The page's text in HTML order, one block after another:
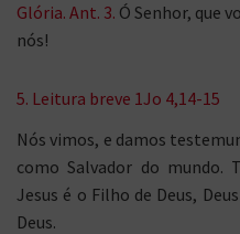
Glória. Ant. 3. Ó Senhor, que
nós!
5. Leitura breve 1Jo 4,14-15
Nós vimos, e damos
como Salvador do mundo.
Jesus é o Filho de Deus,
Deus.